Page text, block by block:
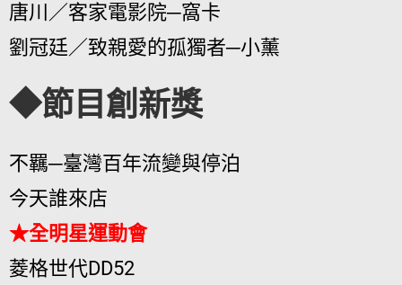
唐川／客家電影院─窩卡
劉冠廷／致親愛的孤獨者─小薰
◆節目創新獎
不羈─臺灣百年流變與停泊
今天誰來店
★全明星運動會
菱格世代DD52